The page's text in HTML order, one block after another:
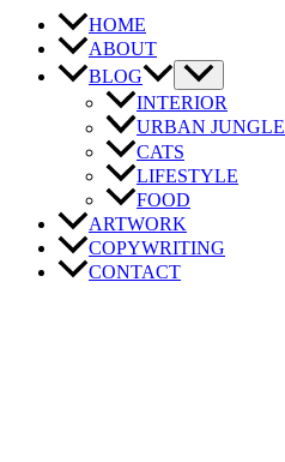
HOME
ABOUT
BLOG
INTERIOR
URBAN JUNGLE
CATS
LIFESTYLE
FOOD
ARTWORK
COPYWRITING
CONTACT